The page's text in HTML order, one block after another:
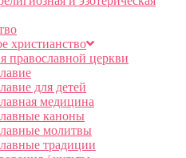
христианство
православной церкви
для детей
медицина
каноны
молитвы
традиции